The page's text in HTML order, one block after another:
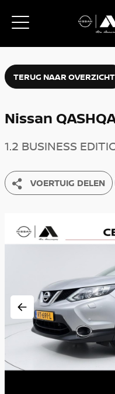
TERUG NAAR OVERZICHT
Nissan
1.2 BUSINESS
VOERTUIG DELEN